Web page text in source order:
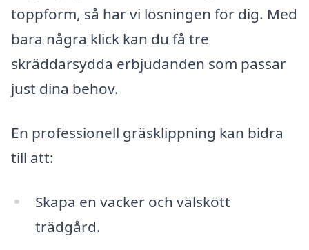
toppform, så har vi lösningen för dig. Med
bara några klick kan du få tre
skräddarsydda erbjudanden som passar
just dina behov.
En professionell gräsklippning kan bidra
till att:
Skapa en vacker och välskött
trädgård.